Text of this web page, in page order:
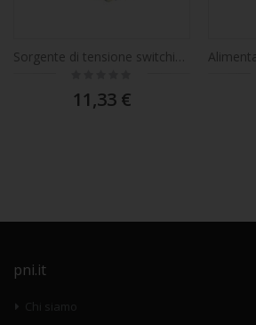
11,33 €
pni.it
Chi siamo